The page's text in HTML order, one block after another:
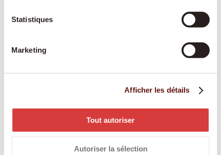
Statistiques
Marketing
Afficher les détails
Tout autoriser
Autoriser la sélection
Une personne fixe et spécialement formée
quotidien, dans le respect des habitudes de
Une présence attentive et un visage familier